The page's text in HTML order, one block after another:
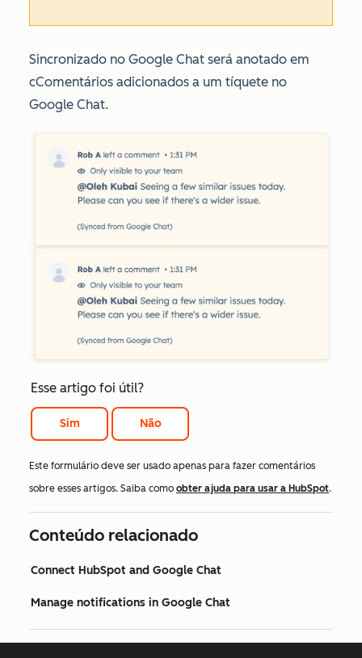
Sincronizado no Google Chat será anotado em
cComentários adicionados a um tíquete no
Google Chat.
Esse artigo foi útil?
Sim Não
Este formulário deve ser usado apenas para fazer comentários
sobre esses artigos. Saiba como obter ajuda para usar a HubSpot.
Conteúdo relacionado
Connect HubSpot and Google Chat
Manage notifications in Google Chat